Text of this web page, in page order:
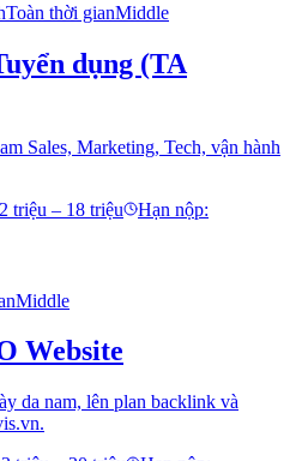
Toàn thời gianMiddle
dụng (TA
Sales, Marketing, Tech, vận hành
triệu – 18 triệu
Hạn nộp:
Middle
Website
da nam, lên plan backlink và